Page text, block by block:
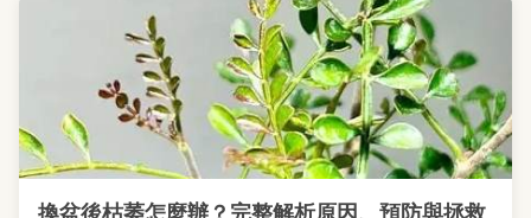
換盆後枯萎怎麼辦？完整解析原因、預防與拯救